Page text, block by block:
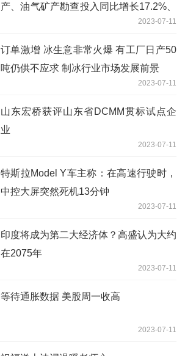
产、油气矿产勘查投入同比增长17.2%、
2023-07-11
订单激增 冰生意非常火爆 有工厂日产50
吨仍供不应求 制冰行业市场发展前景
2023-07-11
山东宏桥获评山东省DCMM贯标试点企
业
2023-07-11
特斯拉Model Y车主称：在高速行驶时，
中控大屏突然死机13分钟
2023-07-11
印度将成为第二大经济体？高盛认为大约
在2075年
2023-07-11
等待通胀数据 美股周一收高
2023-07-11